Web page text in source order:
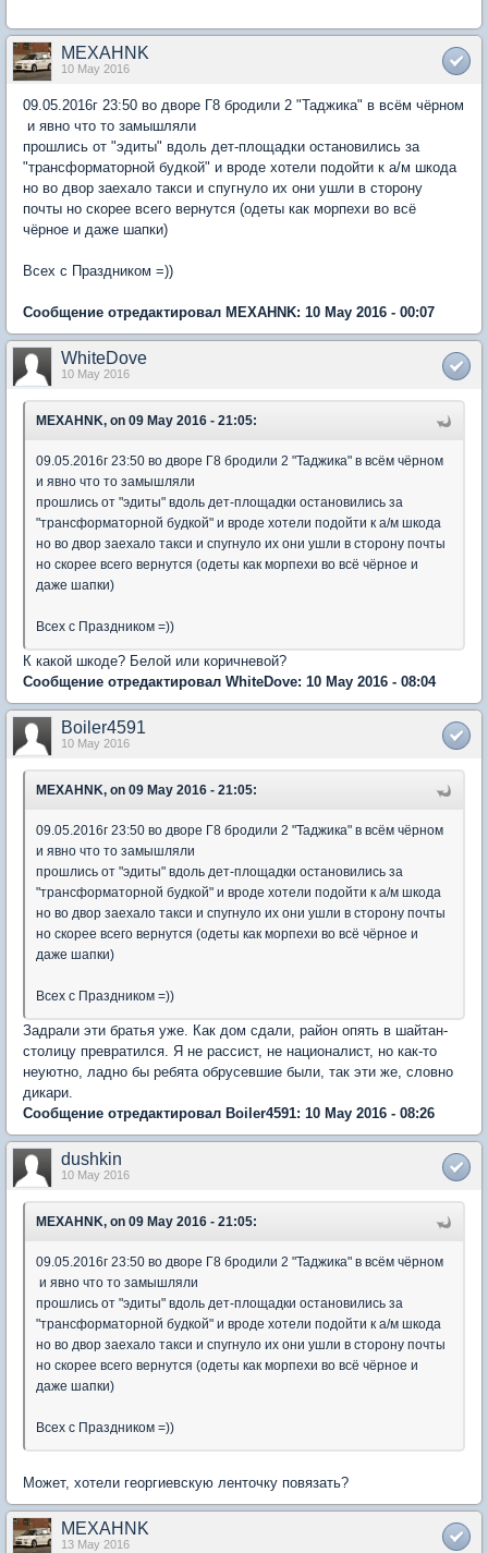
MEXAHNK
10 May 2016
09.05.2016г 23:50 во дворе Г8 бродили 2 "Таджика" в всём чёрном
и явно что то замышляли
прошлись от "эдиты" вдоль дет-площадки остановились за
"трансформаторной будкой" и вроде хотели подойти к а/м шкода
но во двор заехало такси и спугнуло их они ушли в сторону
почты но скорее всего вернутся (одеты как морпехи во всё
чёрное и даже шапки)
Всех с Праздником =))
Сообщение отредактировал MEXAHNK: 10 May 2016 - 00:07
WhiteDove
10 May 2016
MEXAHNK, on 09 May 2016 - 21:05:
09.05.2016г 23:50 во дворе Г8 бродили 2 "Таджика" в всём чёрном
и явно что то замышляли
прошлись от "эдиты" вдоль дет-площадки остановились за
"трансформаторной будкой" и вроде хотели подойти к а/м шкода
но во двор заехало такси и спугнуло их они ушли в сторону почты
но скорее всего вернутся (одеты как морпехи во всё чёрное и
даже шапки)
Всех с Праздником =))
К какой шкоде? Белой или коричневой?
Сообщение отредактировал WhiteDove: 10 May 2016 - 08:04
Boiler4591
10 May 2016
MEXAHNK, on 09 May 2016 - 21:05:
09.05.2016г 23:50 во дворе Г8 бродили 2 "Таджика" в всём чёрном
и явно что то замышляли
прошлись от "эдиты" вдоль дет-площадки остановились за
"трансформаторной будкой" и вроде хотели подойти к а/м шкода
но во двор заехало такси и спугнуло их они ушли в сторону почты
но скорее всего вернутся (одеты как морпехи во всё чёрное и
даже шапки)
Всех с Праздником =))
Задрали эти братья уже. Как дом сдали, район опять в шайтан-
столицу превратился. Я не рассист, не националист, но как-то
неуютно, ладно бы ребята обрусевшие были, так эти же, словно
дикари.
Сообщение отредактировал Boiler4591: 10 May 2016 - 08:26
dushkin
10 May 2016
MEXAHNK, on 09 May 2016 - 21:05:
09.05.2016г 23:50 во дворе Г8 бродили 2 "Таджика" в всём чёрном
и явно что то замышляли
прошлись от "эдиты" вдоль дет-площадки остановились за
"трансформаторной будкой" и вроде хотели подойти к а/м шкода
но во двор заехало такси и спугнуло их они ушли в сторону почты
но скорее всего вернутся (одеты как морпехи во всё чёрное и
даже шапки)
Всех с Праздником =))
Может, хотели георгиевскую ленточку повязать?
MEXAHNK
13 May 2016